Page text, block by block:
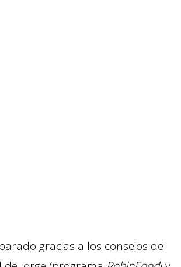
gracias a los consejos del